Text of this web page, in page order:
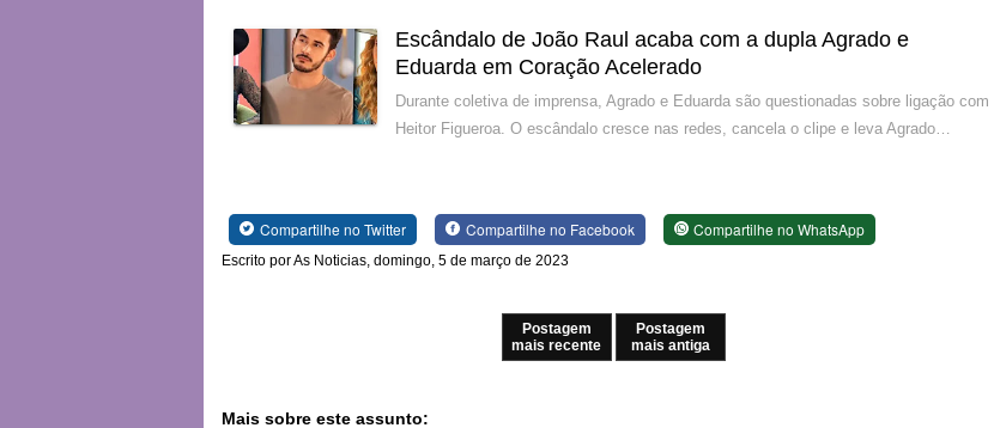
Escândalo de João Raul acaba com a dupla Agrado e
Eduarda em Coração Acelerado
Durante coletiva de imprensa, Agrado e Eduarda são questionadas sobre ligação com
Heitor Figueroa. O escândalo cresce nas redes, cancela o clipe e leva Agrado…
Compartilhe no Twitter Compartilhe no Facebook Compartilhe no WhatsApp
Escrito por As Noticias, domingo, 5 de março de 2023
Postagem
mais recente
Postagem
mais antiga
Mais sobre este assunto: